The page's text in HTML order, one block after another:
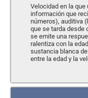
Velocidad en la que
información que
números), auditiva
que se tarda desde
se emite una
ralentiza con la
sustancia blanca
entre la edad y la